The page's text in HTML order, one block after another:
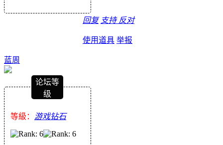
回复 支持 反对
使用道具 举报
蓝周
论坛等
级
等級： 游戏钻石